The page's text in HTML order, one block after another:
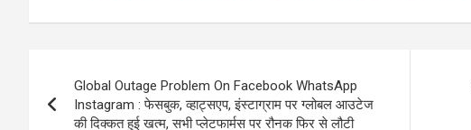
navigation
Global Outage Problem On Facebook WhatsApp
Instagram : फेसबुक, व्हाट्सएप, इंस्टाग्राम पर ग्लोबल आउटेज
की दिक्कत हुई खत्म, सभी प्लेटफार्मस पर रौनक फिर से लौटी